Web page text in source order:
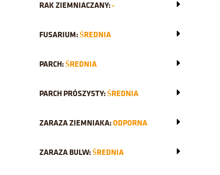
RAK ZIEMNIACZANY:-
FUSARIUM:ŚREDNIA
PARCH:ŚREDNIA
PARCH PRÓSZYSTY:ŚREDNIA
ZARAZA ZIEMNIAKA:ODPORNA
ZARAZA BULW:ŚREDNIA